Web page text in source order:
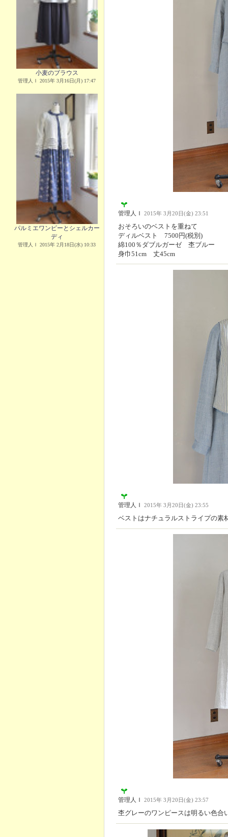
小麦のブラウス
管理人Ｉ 2015年 3月16日(月) 17:47
パルミエワンピーとシェルカー
ディ
管理人Ｉ 2015年 2月18日(水) 10:33
管理人Ｉ 2015年 3月20日(金) 23:51
おそろいのベストを重ねて
ディルベスト 7500円(税別)
綿100％ダブルガーゼ 杢ブルー
身巾51cm 丈45cm
管理人Ｉ 2015年 3月20日(金) 23:55
ベストはナチュラルストライプの素
管理人Ｉ 2015年 3月20日(金) 23:57
杢グレーのワンピースは明るい色合